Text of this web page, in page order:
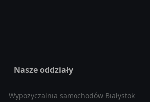
Nasze oddziały
Wypożyczalnia samochodów Białystok